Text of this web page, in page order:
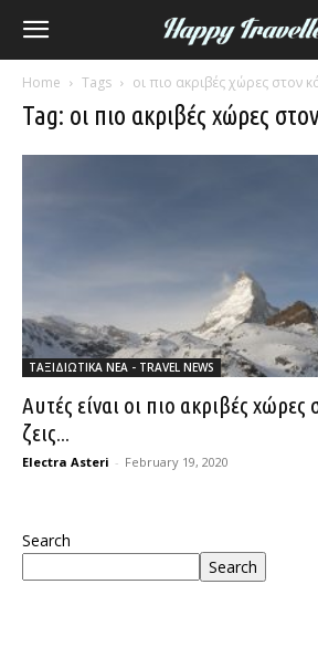
Home Tags οι πιο ακριβές χώρες στον
Tag: οι πιο ακριβές χώρες
ΤΑΞΙΔΙΩΤΙΚΑ ΝΕΑ - TRAVEL NEWS
Αυτές είναι οι πιο ακριβές χώρες
ζεις...
Electra Asteri - February 19, 2020
Search
Search